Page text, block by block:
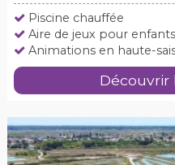
Piscine chauffée
Aire de jeux pour enfants
Animations en haute-
Découvrir